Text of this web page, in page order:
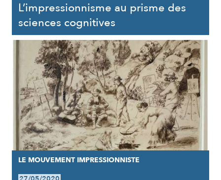
L’impressionnisme au prisme des
sciences cognitives
LE MOUVEMENT IMPRESSIONNISTE